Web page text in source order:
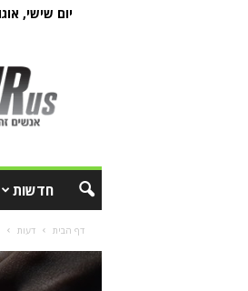
יום שישי, אוגוסט
חדשות
דף הבית דעות